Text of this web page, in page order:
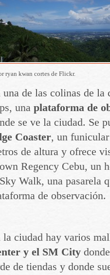
ryan kwan cortes de Flickr.
una de las colinas de la
una plataforma de
se ve la ciudad. Se
Coaster, un
de altura y ofrece
Regency Cebu, un
Walk, una pasarela
de observación.
la ciudad hay varios
y el SM City
de tiendas y donde